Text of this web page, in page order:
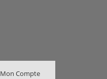
Mon Compte